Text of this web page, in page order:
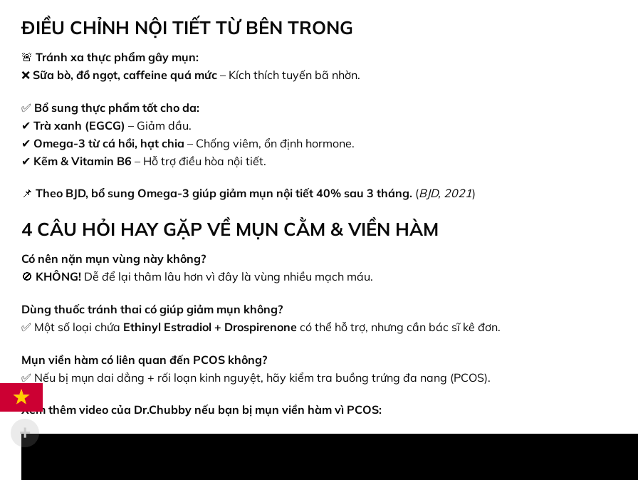
ĐIỀU CHỈNH NỘI TIẾT TỪ BÊN TRONG
🚨 Tránh xa thực phẩm gây mụn:
❌ Sữa bò, đồ ngọt, caffeine quá mức – Kích thích tuyến bã nhờn.
✅ Bổ sung thực phẩm tốt cho da:
✔ Trà xanh (EGCG) – Giảm dầu.
✔ Omega-3 từ cá hồi, hạt chia – Chống viêm, ổn định hormone.
✔ Kẽm & Vitamin B6 – Hỗ trợ điều hòa nội tiết.
📌 Theo BJD, bổ sung Omega-3 giúp giảm mụn nội tiết 40% sau 3 tháng. (BJD, 2021)
4 CÂU HỎI HAY GẶP VỀ MỤN CẰM & VIỀN HÀM
Có nên nặn mụn vùng này không?
🚫 KHÔNG! Dễ để lại thâm lâu hơn vì đây là vùng nhiều mạch máu.
Dùng thuốc tránh thai có giúp giảm mụn không?
✅ Một số loại chứa Ethinyl Estradiol + Drospirenone có thể hỗ trợ, nhưng cần bác sĩ kê đơn.
Mụn viền hàm có liên quan đến PCOS không?
✅ Nếu bị mụn dai dẳng + rối loạn kinh nguyệt, hãy kiểm tra buồng trứng đa nang (PCOS).
Xem thêm video của Dr.Chubby nếu bạn bị mụn viền hàm vì PCOS: